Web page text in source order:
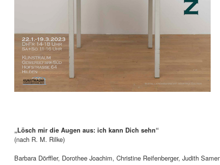
„Lösch mir die Augen aus: ich kann Dich sehn“
(nach R. M. Rilke)
Barbara Dörffler, Dorothee Joachim, Christine Reifenberger, Judith